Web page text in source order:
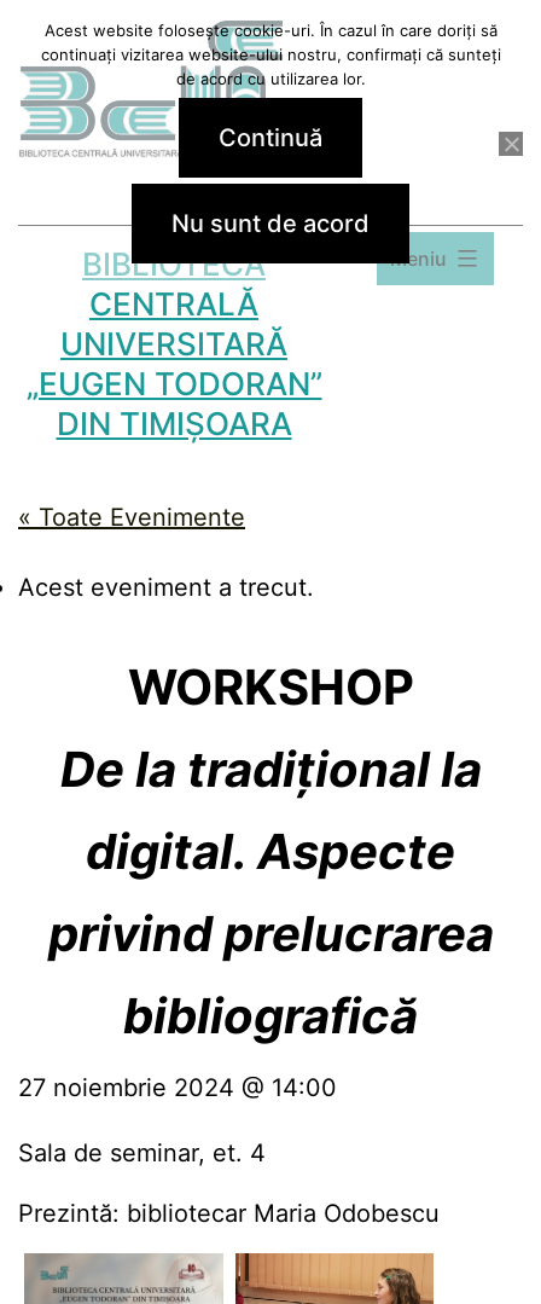
conținut
BIBLIOTECA
CENTRALĂ
UNIVERSITARĂ
„EUGEN TODORAN”
DIN TIMIȘOARA
Meniu
« Toate Evenimente
Acest eveniment a trecut.
WORKSHOP
De la tradițional la
digital. Aspecte
privind prelucrarea
bibliografică
27 noiembrie 2024 @ 14:00
Sala de seminar, et. 4
Prezintă: bibliotecar Maria Odobescu
Acest website folosește cookie-uri. În cazul în care doriți să
continuați vizitarea website-ului nostru, confirmați că sunteți
de acord cu utilizarea lor.
Continuă
Nu sunt de acord